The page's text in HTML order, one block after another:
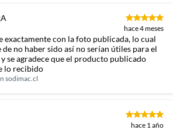
hace 4 meses
exactamente con la foto publicada, lo cual
de no haber sido así no serían útiles para el
se agradece que el producto publicado
lo recibido
sodimac.cl
hace 1 año